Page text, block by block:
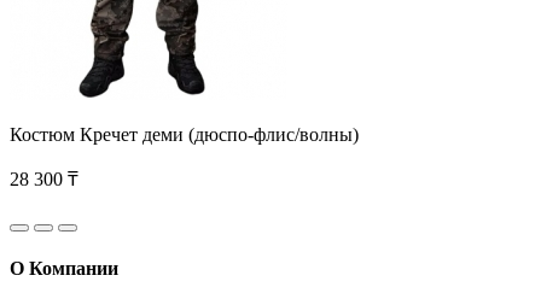
Костюм Кречет деми (дюспо-флис/волны)
28 300 ₸
О Компании